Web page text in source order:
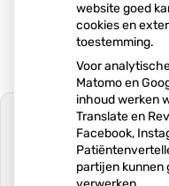
U heeft
website goed
cookies en
toestemming.
Voor
Matomo en
inhoud werken
Translate en
Facebook,
partijen kunnen